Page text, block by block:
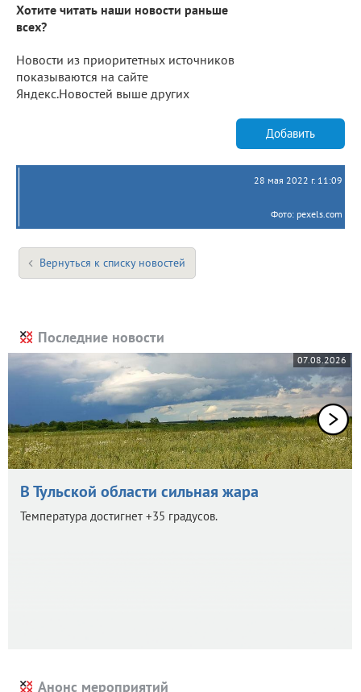
Хотите читать наши новости раньше
всех?
Новости из приоритетных источников
показываются на сайте
Яндекс.Новостей выше других
Добавить
28 мая 2022 г. 11:09
Фото: pexels.com
Вернуться к списку новостей
Последние новости
07.08.2026
В Тульской области сильная жара
Температура достигнет +35 градусов.
Анонс мероприятий